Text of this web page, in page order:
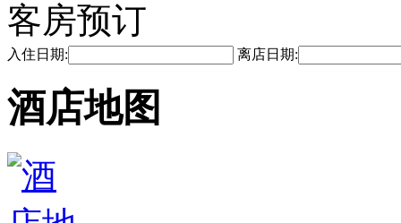
客房预订
入住日期: 离店日期:
酒店地图